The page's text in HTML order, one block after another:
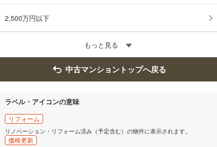
2,500万円以下
もっと見る
中古マンショントップへ戻る
ラベル・アイコンの意味
リフォーム
リノベーション・リフォーム済み（予定含む）の物件に表示されます。
価格更新